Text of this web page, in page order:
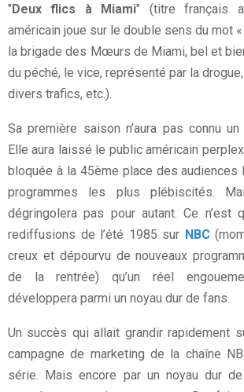
"Deux flics à Miami" (titre français
américain joue sur le double sens du mot
la brigade des Mœurs de Miami, bel et
du péché, le vice, représenté par la
divers trafics, etc.).
Sa première saison n’aura pas connu
Elle aura laissé le public américain
bloquée à la 45ème place des
programmes les plus plébiscités.
dégringolera pas pour autant. Ce n’est
rediffusions de l’été 1985 sur NBC
creux et dépourvu de nouveaux
de la rentrée) qu’un réel
développera parmi un noyau dur de fans.
Un succès qui allait grandir rapidement
campagne de marketing de la chaîne
série. Mais encore par un noyau dur